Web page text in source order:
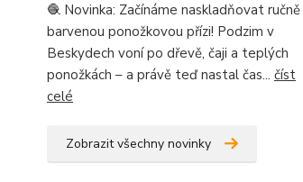
🧶 Novinka: Začínáme naskladňovat ručně
barvenou ponožkovou přízi! Podzim v
Beskydech voní po dřevě, čaji a teplých
ponožkách – a právě teď nastal čas... číst
celé
Zobrazit všechny novinky